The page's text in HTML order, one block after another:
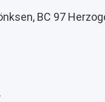
BC 97